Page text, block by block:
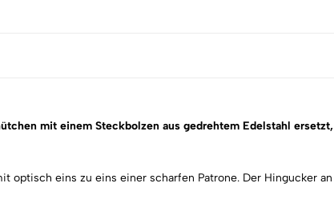
mit einem Steckbolzen aus gedrehtem Edelstahl
optisch eins zu eins einer scharfen Patrone. Der Hingucker